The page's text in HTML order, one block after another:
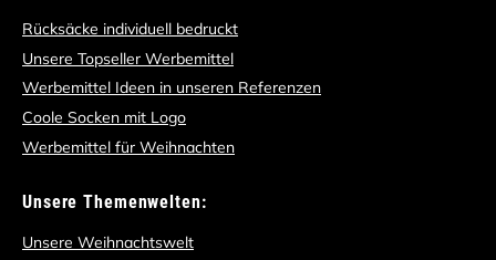
Rücksäcke individuell bedruckt
Unsere Topseller Werbemittel
Werbemittel Ideen in unseren Referenzen
Coole Socken mit Logo
Werbemittel für Weihnachten
Unsere Themenwelten:
Unsere Weihnachtswelt